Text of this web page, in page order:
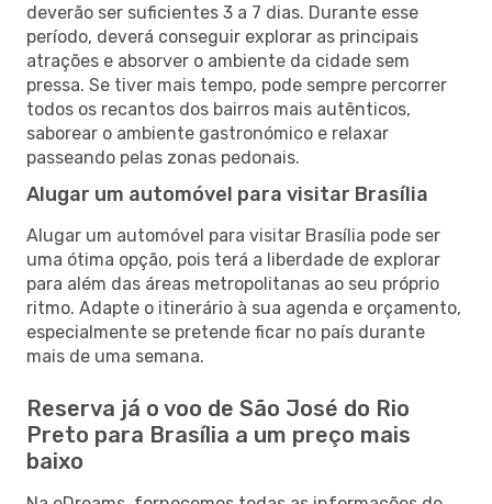
deverão ser suficientes 3 a 7 dias. Durante esse
período, deverá conseguir explorar as principais
atrações e absorver o ambiente da cidade sem
pressa. Se tiver mais tempo, pode sempre percorrer
todos os recantos dos bairros mais autênticos,
saborear o ambiente gastronómico e relaxar
passeando pelas zonas pedonais.
Alugar um automóvel para visitar Brasília
Alugar um automóvel para visitar Brasília pode ser
uma ótima opção, pois terá a liberdade de explorar
para além das áreas metropolitanas ao seu próprio
ritmo. Adapte o itinerário à sua agenda e orçamento,
especialmente se pretende ficar no país durante
mais de uma semana.
Reserva já o voo de São José do Rio
Preto para Brasília a um preço mais
baixo